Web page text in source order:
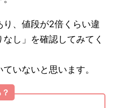
、値段が2倍くらい違
し」を確認してみてく
いないと思います。